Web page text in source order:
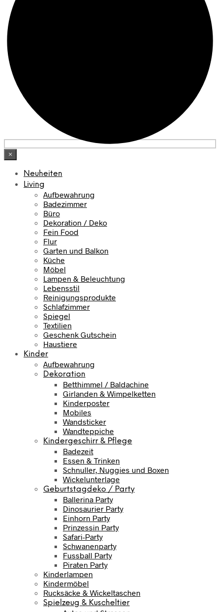
×
Neuheiten
Living
Aufbewahrung
Badezimmer
Büro
Dekoration / Deko
Fein Food
Flur
Garten und Balkon
Küche
Möbel
Lampen & Beleuchtung
Lebensstil
Reinigungsprodukte
Schlafzimmer
Spiegel
Textilien
Geschenk Gutschein
Haustiere
Kinder
Aufbewahrung
Dekoration
Betthimmel / Baldachine
Girlanden & Wimpelketten
Kinderposter
Mobiles
Wandsticker
Wandteppiche
Kindergeschirr & Pflege
Badezeit
Essen & Trinken
Schnuller, Nuggies und Boxen
Wickelunterlage
Geburtstagdeko / Party
Ballerina Party
Dinosaurier Party
Einhorn Party
Prinzessin Party
Safari-Party
Schwanenparty
Fussball Party
Piraten Party
Kinderlampen
Kindermöbel
Rucksäcke & Wickeltaschen
Spielzeug & Kuscheltier